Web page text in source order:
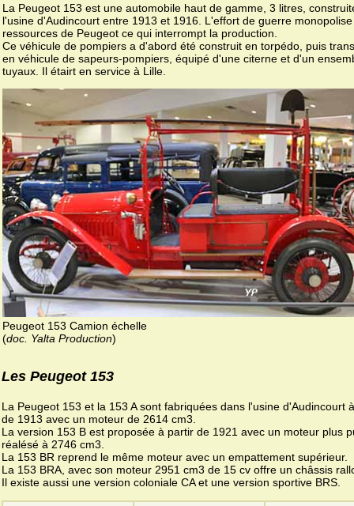
La Peugeot 153 est une automobile haut de gamme, 3 litres,
l'usine d'Audincourt entre 1913 et 1916. L'effort de guerre
ressources de Peugeot ce qui interrompt la production.
Ce véhicule de pompiers a d'abord été construit en torpédo, puis
en véhicule de sapeurs-pompiers, équipé d'une citerne et d'un
tuyaux. Il étairt en service à Lille.
Peugeot 153 Camion échelle
(doc. Yalta Production)
Les Peugeot 153
La Peugeot 153 et la 153 A sont fabriquées dans l'usine d'Audincourt
de 1913 avec un moteur de 2614 cm3.
La version 153 B est proposée à partir de 1921 avec un moteur plus
réalésé à 2746 cm3.
La 153 BR reprend le même moteur avec un empattement supérieur.
La 153 BRA, avec son moteur 2951 cm3 de 15 cv offre un châssis
Il existe aussi une version coloniale CA et une version sportive BRS.